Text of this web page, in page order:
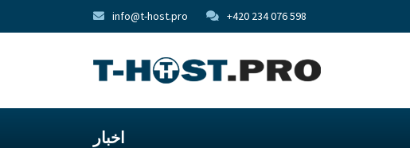
info@t-host.pro +420 234 076 598
اخبار